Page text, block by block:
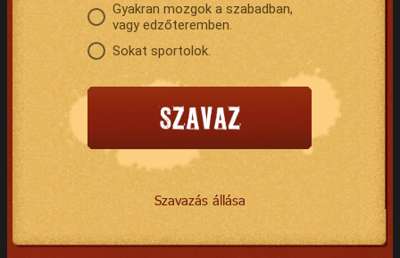
Gyakran mozgok a szabadban,
vagy edzőteremben.
Sokat sportolok.
Szavazás állása